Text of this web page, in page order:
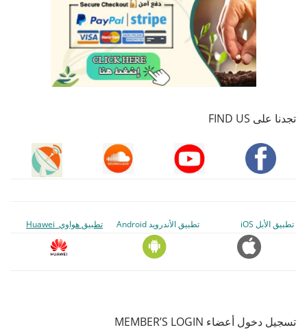
تجدنا على FIND US
تطبيق الأبل iOS تطبيق الأندرويد Android تطبيق هواوي Huawei
تسجيل دخول أعضاء MEMBER’S LOGIN